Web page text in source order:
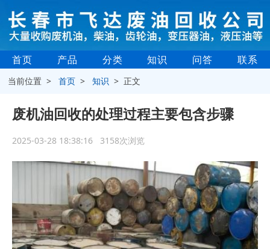
首页 产品 分类 知识 问答 联系
当前位置 >首页 >知识 > 正文
废机油回收的处理过程主要包含步骤
2025-03-28 18:38:16 3158次浏览